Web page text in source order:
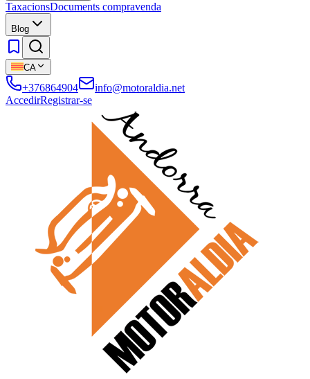
TaxacionsDocuments compravenda
Blog
CA
+376864904
info@motoraldia.net
AccedirRegistrar-se